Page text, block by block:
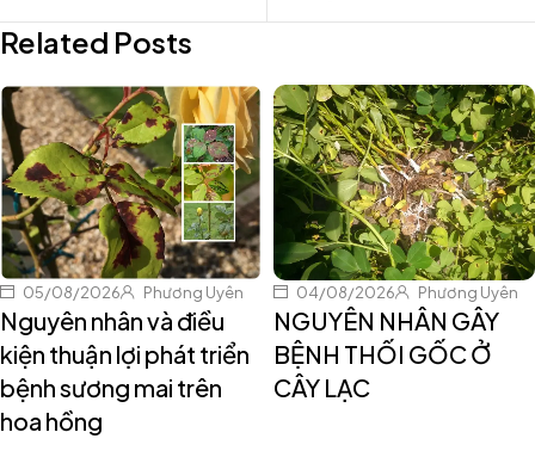
Related Posts
05/08/2026 Phương Uyên
Nguyên nhân và điều
kiện thuận lợi phát triển
bệnh sương mai trên
hoa hồng
04/08/2026 Phương Uyên
NGUYÊN NHÂN GÂY
BỆNH THỐI GỐC Ở
CÂY LẠC